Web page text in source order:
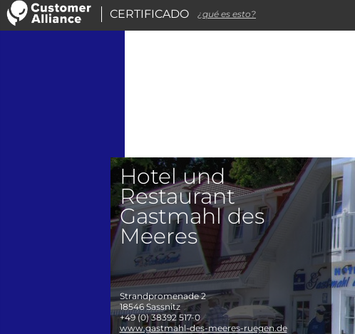
Hotel und
Restaurant
Gastmahl des
Meeres
Strandpromenade 2
18546 Sassnitz
+49 (0) 38392 517-0
www.gastmahl-des-meeres-ruegen.de
CERTIFICADO ¿qué es esto?